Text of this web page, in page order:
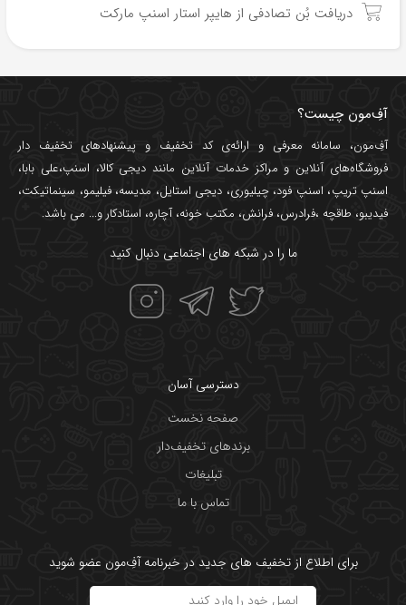
دریافت بُن تصادفی از هایپر استار اسنپ مارکت
آفِ‌مون چیست؟
آفِ‌مون، سامانه معرفی و ارائه‌یکد تخفیف و پیشنهادهای تخفیف دار
فروشگاه‌های آنلاین و مراکز خدمات آنلاین مانند دیجی کالا، اسنپ،علی بابا،
اسنپ تریپ، اسنپ فود،چیلیوری، دیجی استایل، مدیسه،فیلیمو، سینماتیکت،
فیدیبو، طاقچه ،فرادرس، فرانش، مکتب خونه،آچاره، استادکار و... می باشد.
ما را در شبکه های اجتماعی دنبال کنید
دسترسی آسان
صفحه نخست
برندهای تخفیف‌دار
تبلیغات
تماس با ما
برای اطلاع از تخفیف های جدید در خبرنامه آفِ‌مون عضو شوید